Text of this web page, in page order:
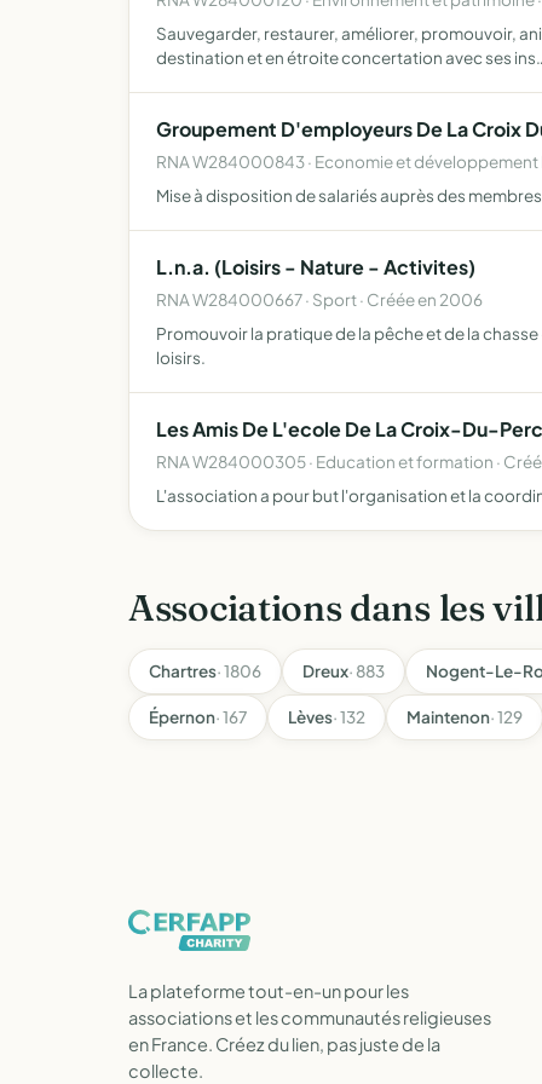
Sauvegarder, restaurer, améliorer, promouvoir,
destination et en étroite concertation avec ses
Groupement D'employeurs De La Croix
RNA W284000843 · Economie et développement
Mise à disposition de salariés auprès des
L.n.a. (Loisirs - Nature - Activites)
RNA W284000667 · Sport · Créée en 2006
Promouvoir la pratique de la pêche et de la
loisirs.
Les Amis De L'ecole De La Croix-Du-
RNA W284000305 · Education et formation ·
L'association a pour but l'organisation et la
Associations dans les
Chartres· 1806 Dreux· 883 Nogent-Le-
Épernon· 167 Lèves· 132 Maintenon· 129
La plateforme tout-en-un pour les
associations et les communautés religieuses
en France. Créez du lien, pas juste de la
collecte.